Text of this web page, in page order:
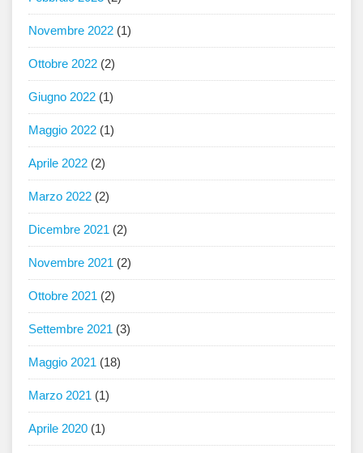
Novembre 2022 (1)
Ottobre 2022 (2)
Giugno 2022 (1)
Maggio 2022 (1)
Aprile 2022 (2)
Marzo 2022 (2)
Dicembre 2021 (2)
Novembre 2021 (2)
Ottobre 2021 (2)
Settembre 2021 (3)
Maggio 2021 (18)
Marzo 2021 (1)
Aprile 2020 (1)